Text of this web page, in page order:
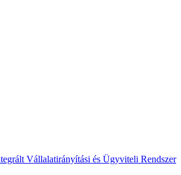
Vállalatirányítási és Ügyviteli Rendszer